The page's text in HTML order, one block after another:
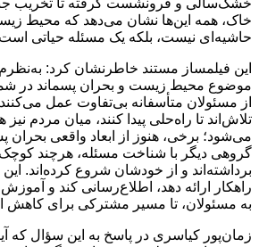
خشک‌سالی و فرونشست گرفته تا تخریب
خاک، همه این‌ها نشان می‌دهد که محیط
حاشیه‌ای نیست، بلکه یک مسئله حیاتی
این فیلمساز مستند خاطرنشان کرد:
موضوع محیط زیست و بحران پسماند در
از مسئولان متأسفانه بی‌تفاوت عمل
تلاش‌اند تا راه‌حلی پیدا کنند، میان مردم
می‌شود؛ برخی، هنوز از ابعاد واقعی بحران
گروهی دیگر با شناخت مسئله، هرچند
برداشته‌اند و از خودشان شروع کرده‌اند.
راهکار ارائه دهد، اطلاع‌رسانی کند و
به مسئولان، تا مسیر مشترکی برای کاهش
زمان‌پور کیاسری در پاسخ به این سؤال که